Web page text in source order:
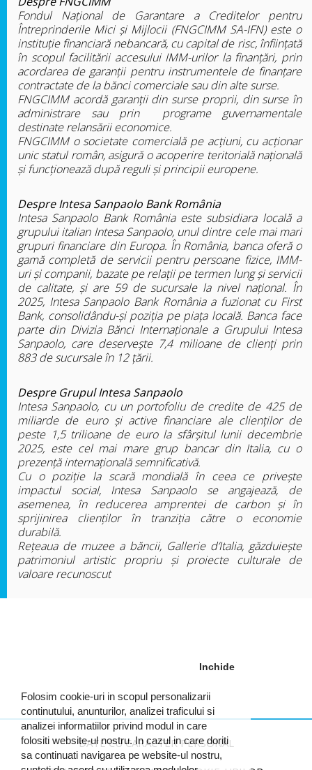
Folosim cookie-uri in scopul personalizarii
continutului, anunturilor, analizei traficului si
analizei informatiilor privind modul in care
folositi website-ul nostru. In cazul in care doriti
sa continuati navigarea pe website-ul nostru,
Inchide
Fondul Naţional de Garantare a Creditelor pentru
Întreprinderile Mici şi Mijlocii (FNGCIMM SA-IFN) este o
instituţie financiară nebancară, cu capital de risc, înfiinţată
în scopul facilitării accesului IMM-urilor la finanţări, prin
acordarea de garanţii pentru instrumentele de finanţare
contractate de la bănci comerciale sau din alte surse.
FNGCIMM acordă garanții din surse proprii, din surse în
administrare sau prin programe guvernamentale
destinate relansării economice.
FNGCIMM o societate comercială pe acţiuni, cu acţionar
unic statul român, asigură o acoperire teritorială națională
și funcționează după reguli şi principii europene.
Despre Intesa Sanpaolo Bank România
Intesa Sanpaolo Bank România este subsidiara locală a
grupului italian Intesa Sanpaolo, unul dintre cele mai mari
grupuri financiare din Europa. În România, banca oferă o
gamă completă de servicii pentru persoane fizice, IMM-
uri și companii, bazate pe relații pe termen lung și servicii
de calitate, și are 59 de sucursale la nivel național. În
2025, Intesa Sanpaolo Bank România a fuzionat cu First
Bank, consolidându-și poziția pe piața locală. Banca face
parte din Divizia Bănci Internaționale a Grupului Intesa
Sanpaolo, care deservește 7,4 milioane de clienți prin
883 de sucursale în 12 țării.
Despre Grupul Intesa Sanpaolo
Intesa Sanpaolo, cu un portofoliu de credite de 425 de
miliarde de euro și active financiare ale clienților de
peste 1,5 trilioane de euro la sfârșitul lunii decembrie
2025, este cel mai mare grup bancar din Italia, cu o
prezență internațională semnificativă.
Cu o poziție la scară mondială în ceea ce privește
impactul social, Intesa Sanpaolo se angajează, de
asemenea, în reducerea amprentei de carbon și în
sprijinirea clienților în tranziția către o economie
durabilă.
Rețeaua de muzee a băncii, Gallerie d’Italia, găzduiește
patrimoniul artistic propriu și proiecte culturale de
valoare recunoscut
DATE CU CARACTER PERSONAL